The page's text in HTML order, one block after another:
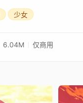
少女
6.04M 仅商用